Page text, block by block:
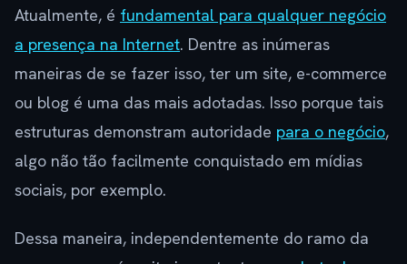
Atualmente, é fundamental para qualquer negócio
a presença na Internet. Dentre as inúmeras
maneiras de se fazer isso, ter um site, e-commerce
ou blog é uma das mais adotadas. Isso porque tais
estruturas demonstram autoridade para o negócio,
algo não tão facilmente conquistado em mídias
sociais, por exemplo.
Dessa maneira, independentemente do ramo da